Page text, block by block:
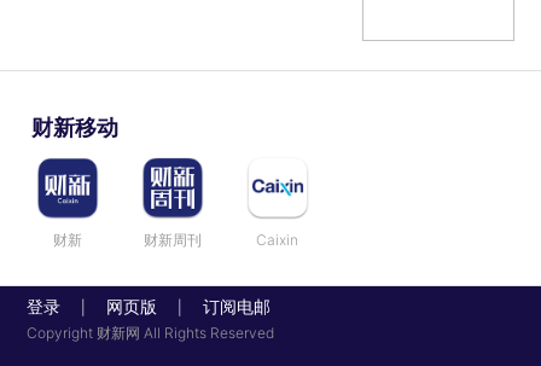
财新移动
财新 财新周刊 Caixin
登录 网页版 订阅电邮
Copyright 财新网 All Rights Reserved